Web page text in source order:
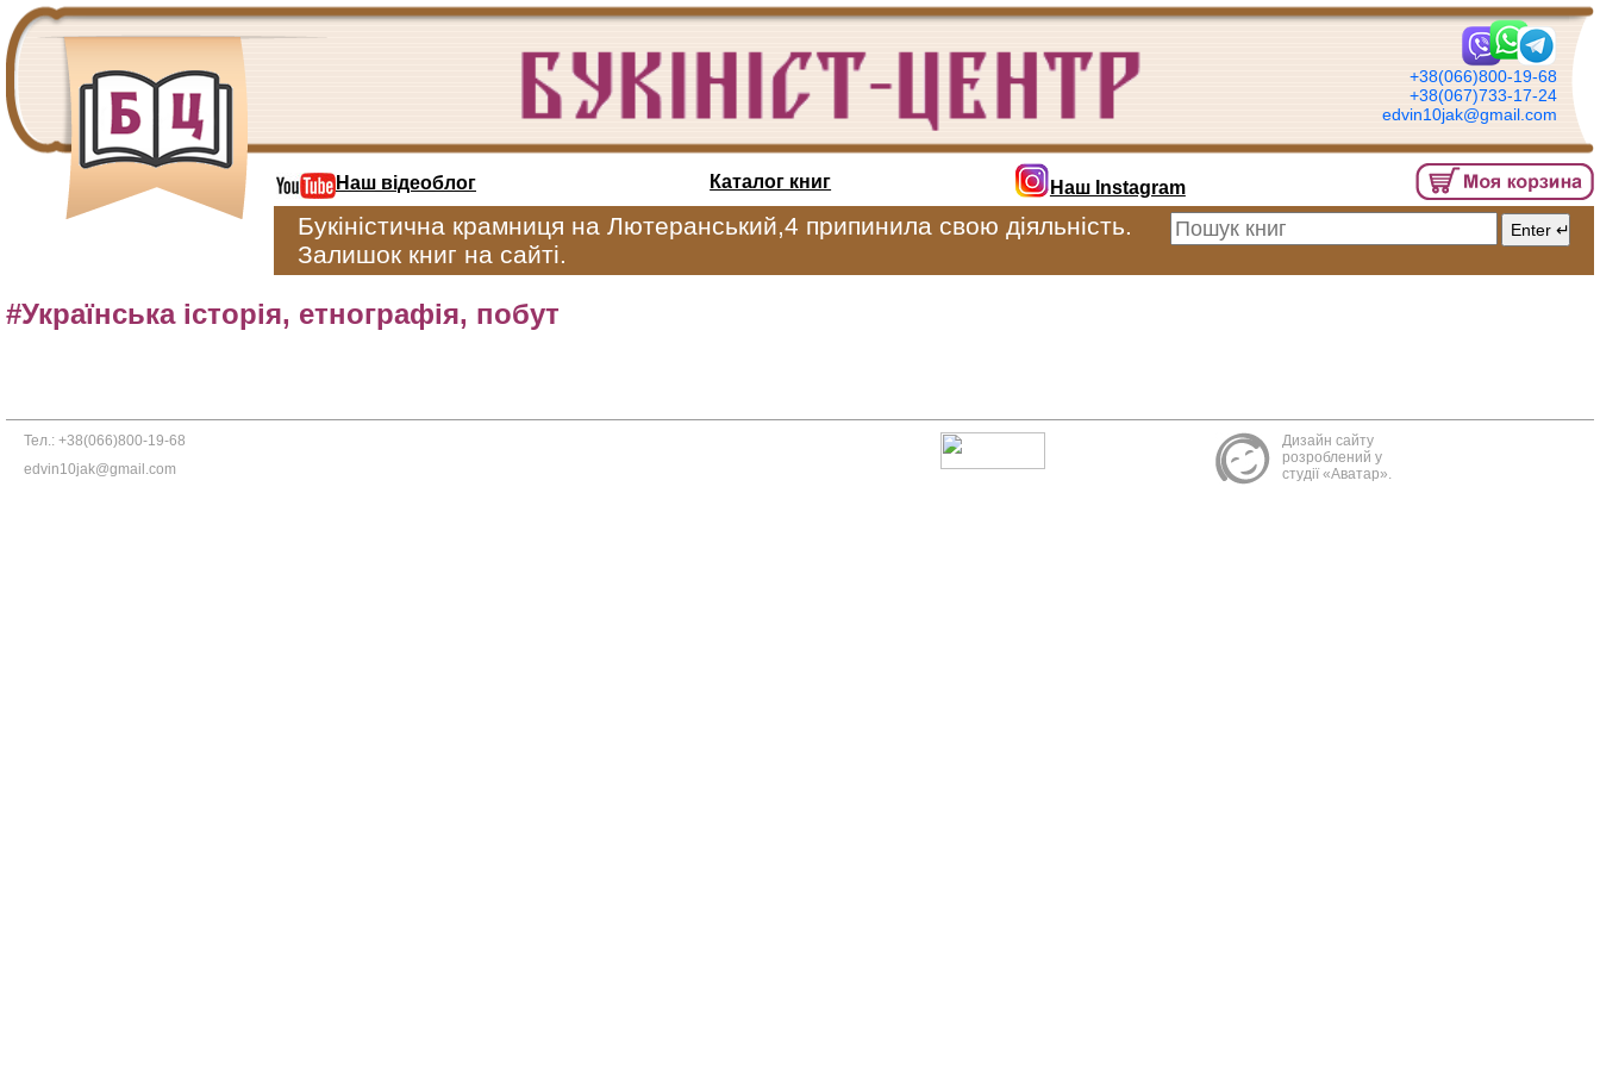
+38(066)800-19-68
+38(067)733-17-24
edvin10jak@gmail.com
Наш відеоблог Каталог книг Наш Instagram
Букіністична крамниця на Лютеранський,4 припинила свою діяльність.
Залишок книг на сайті.
#Українська історія, етнографія, побут
Тел.: +38(066)800-19-68
edvin10jak@gmail.com
Дизайн сайту
розроблений у
студії «Аватар».